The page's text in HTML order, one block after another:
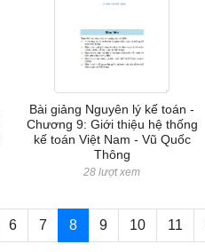
Bài giảng Nguyên lý kế toán -
Chương 9: Giới thiệu hệ thống
kế toán Việt Nam - Vũ Quốc
Thông
28 lượt xem
6 7 8 9 10 11